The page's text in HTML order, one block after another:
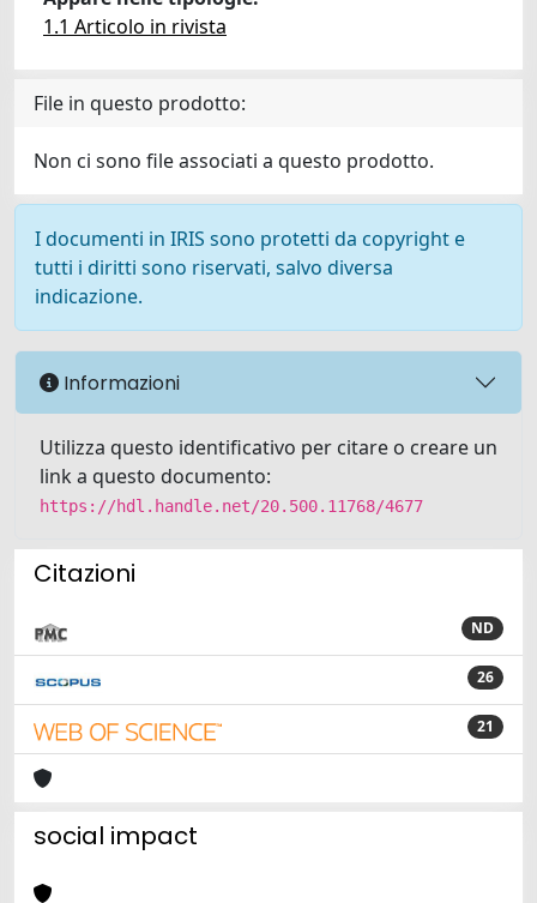
1.1 Articolo in rivista
File in questo prodotto:
Non ci sono file associati a questo prodotto.
I documenti in IRIS sono protetti da copyright e
tutti i diritti sono riservati, salvo diversa
indicazione.
Informazioni
Utilizza questo identificativo per citare o creare un
link a questo documento:
https://hdl.handle.net/20.500.11768/4677
Citazioni
ND
26
21
social impact